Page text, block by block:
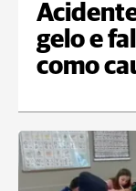
gelo e
como